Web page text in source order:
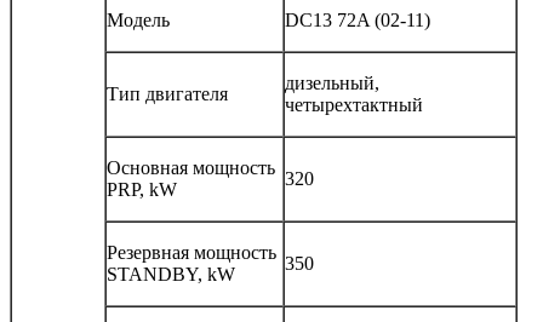
Модель DC13 72A (02-11)
Тип двигателя
дизельный,
четырехтактный
Основная мощность
PRP, kW
320
Резервная мощность
STANDBY, kW
350